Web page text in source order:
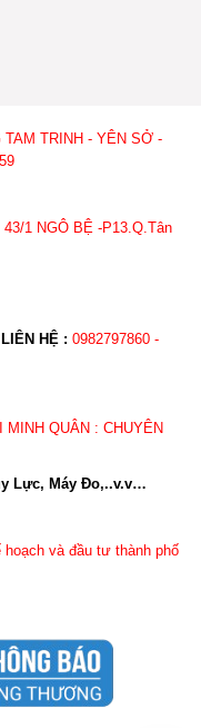
TRINH - YÊN SỞ -
43/1 NGÔ BỆ -P13.Q.Tân
0982.797.860
HỆ : 0982797860 -
QUÂN : CHUYÊN
Lực, Máy Đo,..v.v…
hoạch và đầu tư thành phố